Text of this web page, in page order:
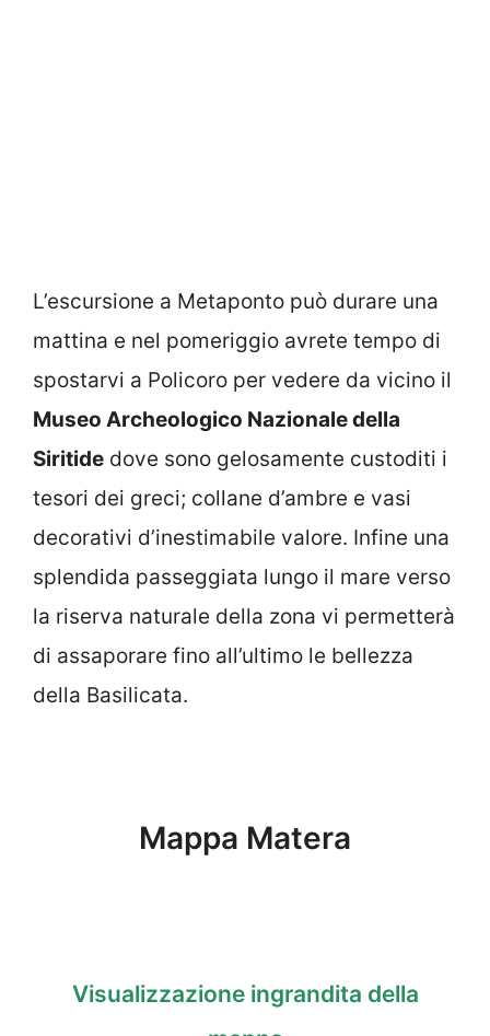
L’escursione a Metaponto può durare una
mattina e nel pomeriggio avrete tempo di
spostarvi a Policoro per vedere da vicino il
Museo Archeologico Nazionale della
Siritide dove sono gelosamente custoditi i
tesori dei greci; collane d’ambre e vasi
decorativi d’inestimabile valore. Infine una
splendida passeggiata lungo il mare verso
la riserva naturale della zona vi permetterà
di assaporare fino all’ultimo le bellezza
della Basilicata.
Mappa Matera
Visualizzazione ingrandita della